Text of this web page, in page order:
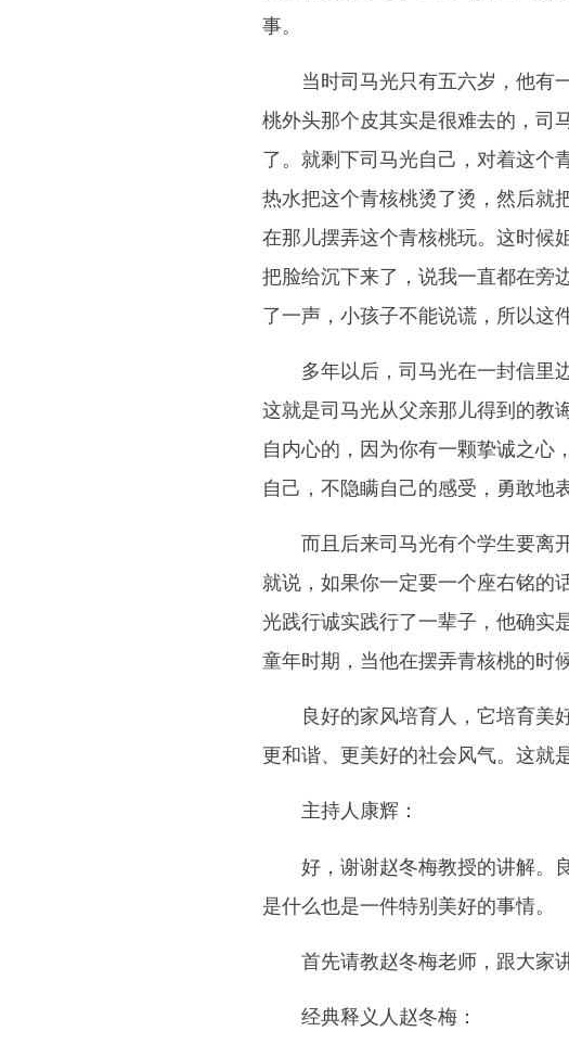
事。
当时司马光只有五六岁，他有一
桃外头那个皮其实是很难去的，司
了。就剩下司马光自己，对着这个
热水把这个青核桃烫了烫，然后就
在那儿摆弄这个青核桃玩。这时候
把脸给沉下来了，说我一直都在旁
了一声，小孩子不能说谎，所以这
多年以后，司马光在一封信里边
这就是司马光从父亲那儿得到的教
自内心的，因为你有一颗挚诚之心
自己，不隐瞒自己的感受，勇敢地
而且后来司马光有个学生要离开
就说，如果你一定要一个座右铭的
光践行诚实践行了一辈子，他确实
童年时期，当他在摆弄青核桃的时
良好的家风培育人，它培育美好
更和谐、更美好的社会风气。这就
主持人康辉：
好，谢谢赵冬梅教授的讲解。良
是什么也是一件特别美好的事情。
首先请教赵冬梅老师，跟大家
经典释义人赵冬梅：